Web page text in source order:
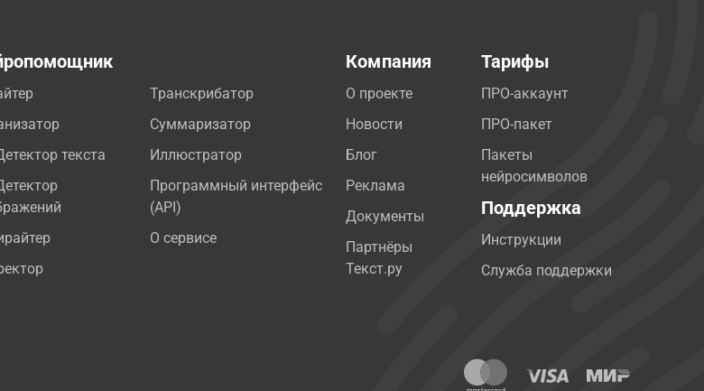
текста
Транскрибатор
Суммаризатор
Иллюстратор
Программный интерфейс
(API)
О сервисе
Компания
О проекте
Новости
Блог
Реклама
Документы
Партнёры
Текст.ру
Тарифы
ПРО-аккаунт
ПРО-пакет
Пакеты
нейросимволов
Поддержка
Инструкции
Служба поддержки